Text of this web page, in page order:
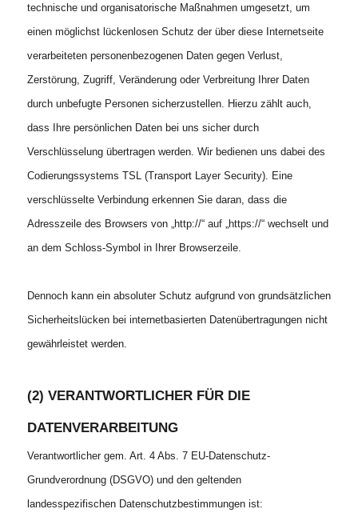
technische und organisatorische Maßnahmen umgesetzt, um
einen möglichst lückenlosen Schutz der über diese Internetseite
verarbeiteten personenbezogenen Daten gegen Verlust,
Zerstörung, Zugriff, Veränderung oder Verbreitung Ihrer Daten
durch unbefugte Personen sicherzustellen. Hierzu zählt auch,
dass Ihre persönlichen Daten bei uns sicher durch
Verschlüsselung übertragen werden. Wir bedienen uns dabei des
Codierungssystems TSL (Transport Layer Security). Eine
verschlüsselte Verbindung erkennen Sie daran, dass die
Adresszeile des Browsers von „http://“ auf „https://“ wechselt und
an dem Schloss-Symbol in Ihrer Browserzeile.
Dennoch kann ein absoluter Schutz aufgrund von grundsätzlichen
Sicherheitslücken bei internetbasierten Datenübertragungen nicht
gewährleistet werden.
(2) VERANTWORTLICHER FÜR DIE
DATENVERARBEITUNG
Verantwortlicher gem. Art. 4 Abs. 7 EU-Datenschutz-
Grundverordnung (DSGVO) und den geltenden
landesspezifischen Datenschutzbestimmungen ist: